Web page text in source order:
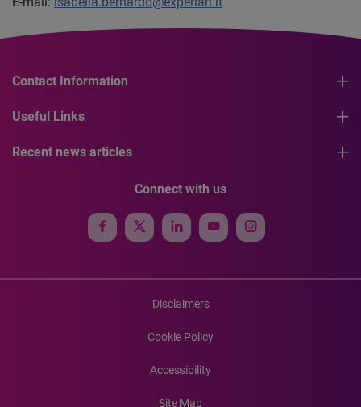
Contact Information
Useful Links
Recent news articles
Connect with us
Disclaimers
Cookie Policy
Accessibility
Site Map